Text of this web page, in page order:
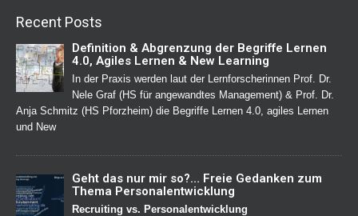
Recent Posts
Definition & Abgrenzung der Begriffe Lernen
4.0, Agiles Lernen & New Learning
In der Praxis werden laut der Lernforscherinnen Prof. Dr.
Nele Graf (HS für angewandtes Management) & Prof. Dr.
Anja Schmitz (HS Pforzheim) die Begriffe Lernen 4.0, agiles Lernen
und New
Geht das nur mir so?… Freie Gedanken zum
Thema Personalentwicklung
Recruiting vs. Personalentwicklung